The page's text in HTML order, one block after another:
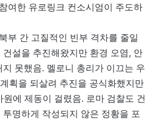
여한 유로링크 컨소시엄이 주도하
부 간 고질적인 빈부 격차를 줄일
설을 추진해왔지만 환경 오염, 안
못했음. 멜로니 총리가 이끄는 우
획을 되살려 추진을 공식화했지만
에 제동이 걸렸음. 로마 검찰도 건
명하게 작성되지 않은 정황을 포